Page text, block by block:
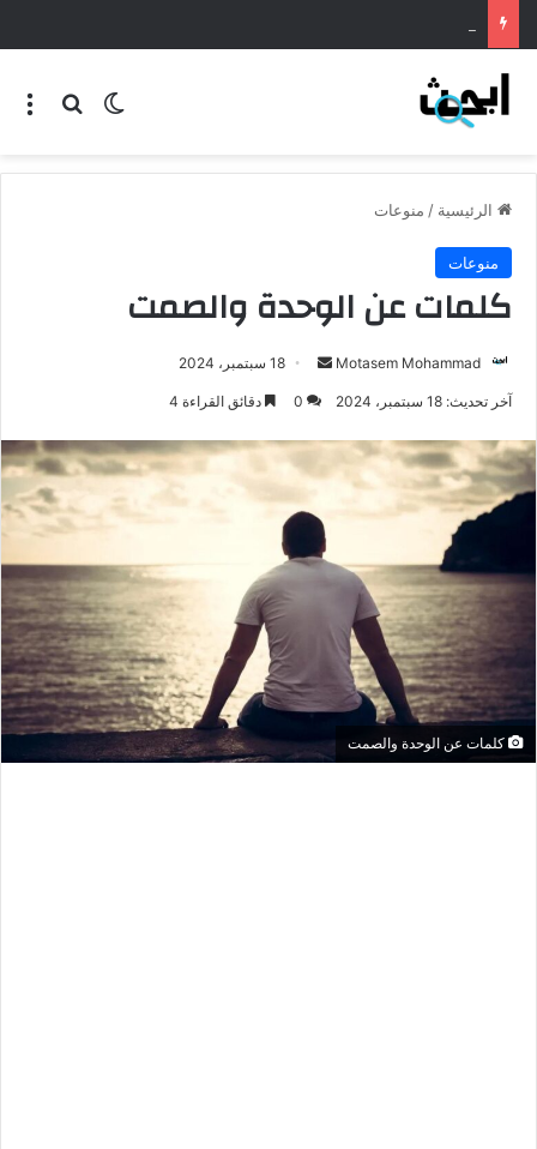
الرئيسية / منوعات
منوعات
كلمات عن الوحدة والصمت
Motasem Mohammad 18 سبتمبر، 2024
آخر تحديث: 18 سبتمبر، 2024 0 دقائق القراءة 4
كلمات عن الوحدة والصمت